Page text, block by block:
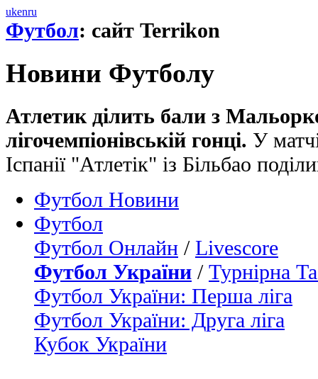
ukenru
Футбол: сайт Terrikon
Новини Футболу
Атлетик ділить бали з
лігочемпіонівській гонці. У
Іспанії "Атлетік" із Більбао
Футбол Новини
Футбол
Футбол Онлайн / Livescore
Футбол України / Турнірна
Футбол України: Перша ліга
Футбол України: Друга ліга
Кубок України